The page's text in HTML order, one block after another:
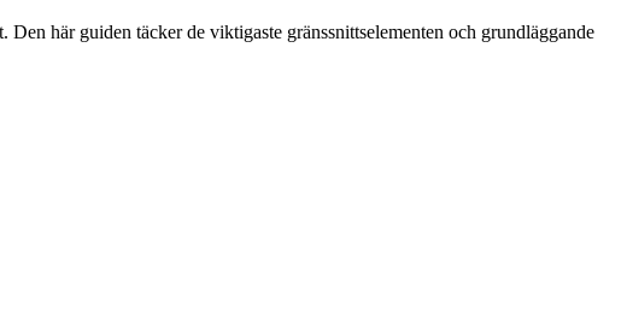
här guiden täcker de viktigaste gränssnittselementen och grundläggande